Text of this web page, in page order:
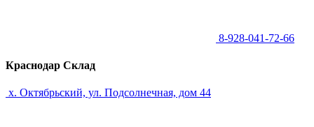
8-928-041-72-66
Краснодар Склад
х. Октябрьский, ул. Подсолнечная, дом 44